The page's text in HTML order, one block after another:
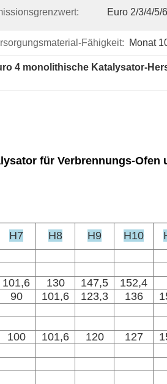
Euro 2/3/4/
Fähigkeit: Monat
4 monolithische Katalysator-
für Verbrennungs-Ofen
H7 H8 H9 H10
101,6 130 147,5
152,4
90 101,6 123,3 136
100 101,6 120 127